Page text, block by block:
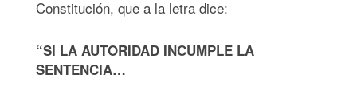
Constitución, que a la letra dice:
“SI LA AUTORIDAD INCUMPLE LA
SENTENCIA…